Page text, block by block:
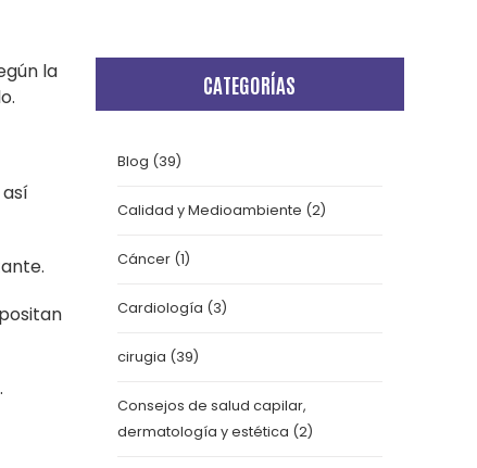
la
CATEGORÍAS
Blog (39)
Calidad y Medioambiente (2)
Cáncer(1)
Cardiología (3)
cirugia (39)
Consejos de salud capilar,
dermatología y estética (2)